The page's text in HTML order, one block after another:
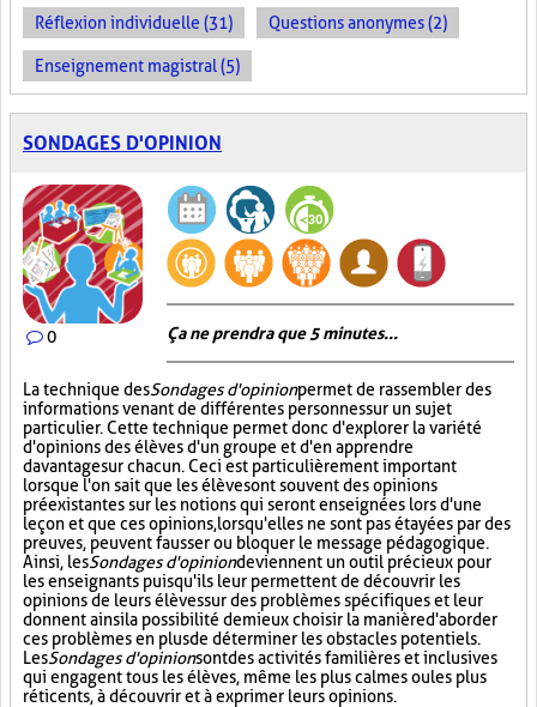
Réflexion individuelle (31) Questions anonymes (2)
Enseignement magistral (5)
SONDAGES D'OPINION
0 Ça ne prendra que 5 minutes...
La technique desSondages d'opinionpermet de rassembler des
informations venant de différentes personnes sur un sujet
particulier. Cette technique permet donc d'explorer la variété
d'opinions des élèves d'un groupe et d'en apprendre
davantage sur chacun. Ceci est particulièrement important
lorsque l'on sait que les élèves ont souvent des opinions
préexistantes sur les notions qui seront enseignées lors d'une
leçon et que ces opinions, lorsqu'elles ne sont pas étayées par des
preuves, peuvent fausser ou bloquer le message pédagogique.
Ainsi, lesSondages d'opiniondeviennent un outil précieux pour
les enseignants puisqu'ils leur permettent de découvrir les
opinions de leurs élèves sur des problèmes spécifiques et leur
donnent ainsi la possibilité de mieux choisir la manière d'aborder
ces problèmes en plus de déterminer les obstacles potentiels.
LesSondages d'opinionsont des activités familières et inclusives
qui engagent tous les élèves, même les plus calmes ou les plus
réticents, à découvrir et à exprimer leurs opinions.